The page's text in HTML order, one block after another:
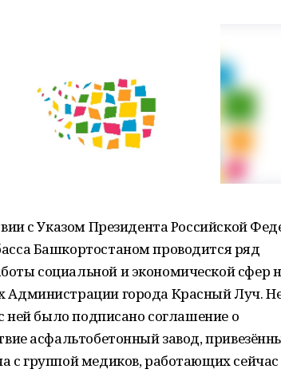
с Указом Президента Российской
Башкортостаном проводится ряд
социальной и экономической сфер
Администрации города Красный Луч.
ней было подписано соглашение о
асфальтобетонный завод,
с группой медиков, работающих сейчас